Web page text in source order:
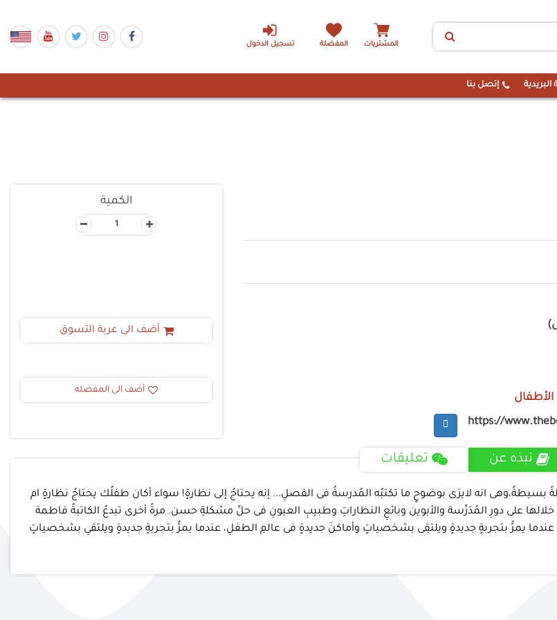
تسجيل الدخول المشتريات المفضلة
البريدية إتصل بنا
https://
الكمية
- +
أضف الى عربة التسوق
أضف الى المفضله
نبذه عن تعليقات
انه لايرَى بوضوحٍ ما تكتبُه المُدرسةُ فى الفصلِ... إنه يحتاجُ إلى نظارةٍ! سواء أكان طفلُك يحتاجُ نظارةٍ ام
على دورِ المُدَرِّسة والأبوين وبائعِ النظاراتِ وطبيبِ العيونِ فى حلِّ مشكلةِ حسن. مرةً أخرى تبدعُ الكاتبةُ فاطمة
يمرُّ بتجربةٍ جديدةٍ ويلتقِى بشخصياتٍ وأماكنَ جديدةٍ فى عالمِ الطفلِ، عندما يمرُّ بتجربةٍ جديدةٍ ويلتقىِ بشخصياتٍ